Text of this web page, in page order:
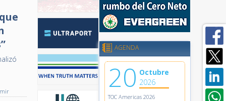
AGENDA
20 Octubre
2026
TOC Americas 2026